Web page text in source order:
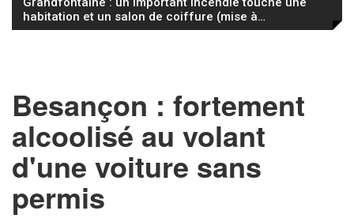
habitation et un salon de coiffure (mise à…
Besançon : fortement
alcoolisé au volant
d'une voiture sans
permis